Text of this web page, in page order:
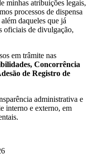
minhas atribuições legais,
processos de dispensa
daqueles que já
oficiais de divulgação,
em trâmite nas
Concorrência
de Registro de
administrativa e
interno e externo, em